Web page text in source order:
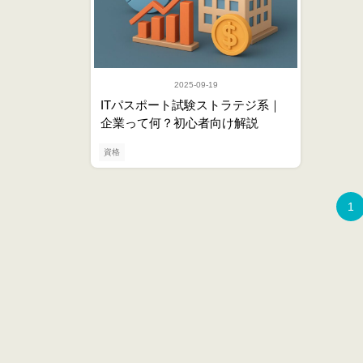
資格
2025-09-19
ITパスポート試験ストラテジ系｜
企業って何？初心者向け解説
1